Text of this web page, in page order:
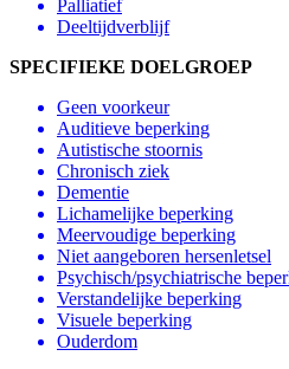
Palliatief
Deeltijdverblijf
SPECIFIEKE DOELGROEP
Geen voorkeur
Auditieve beperking
Autistische stoornis
Chronisch ziek
Dementie
Lichamelijke beperking
Meervoudige beperking
Niet aangeboren hersenletsel
Psychisch/psychiatrische
Verstandelijke beperking
Visuele beperking
Ouderdom